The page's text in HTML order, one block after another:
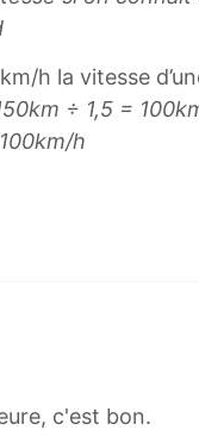
h la vitesse
÷ 1,5 =
h
c'est bon.